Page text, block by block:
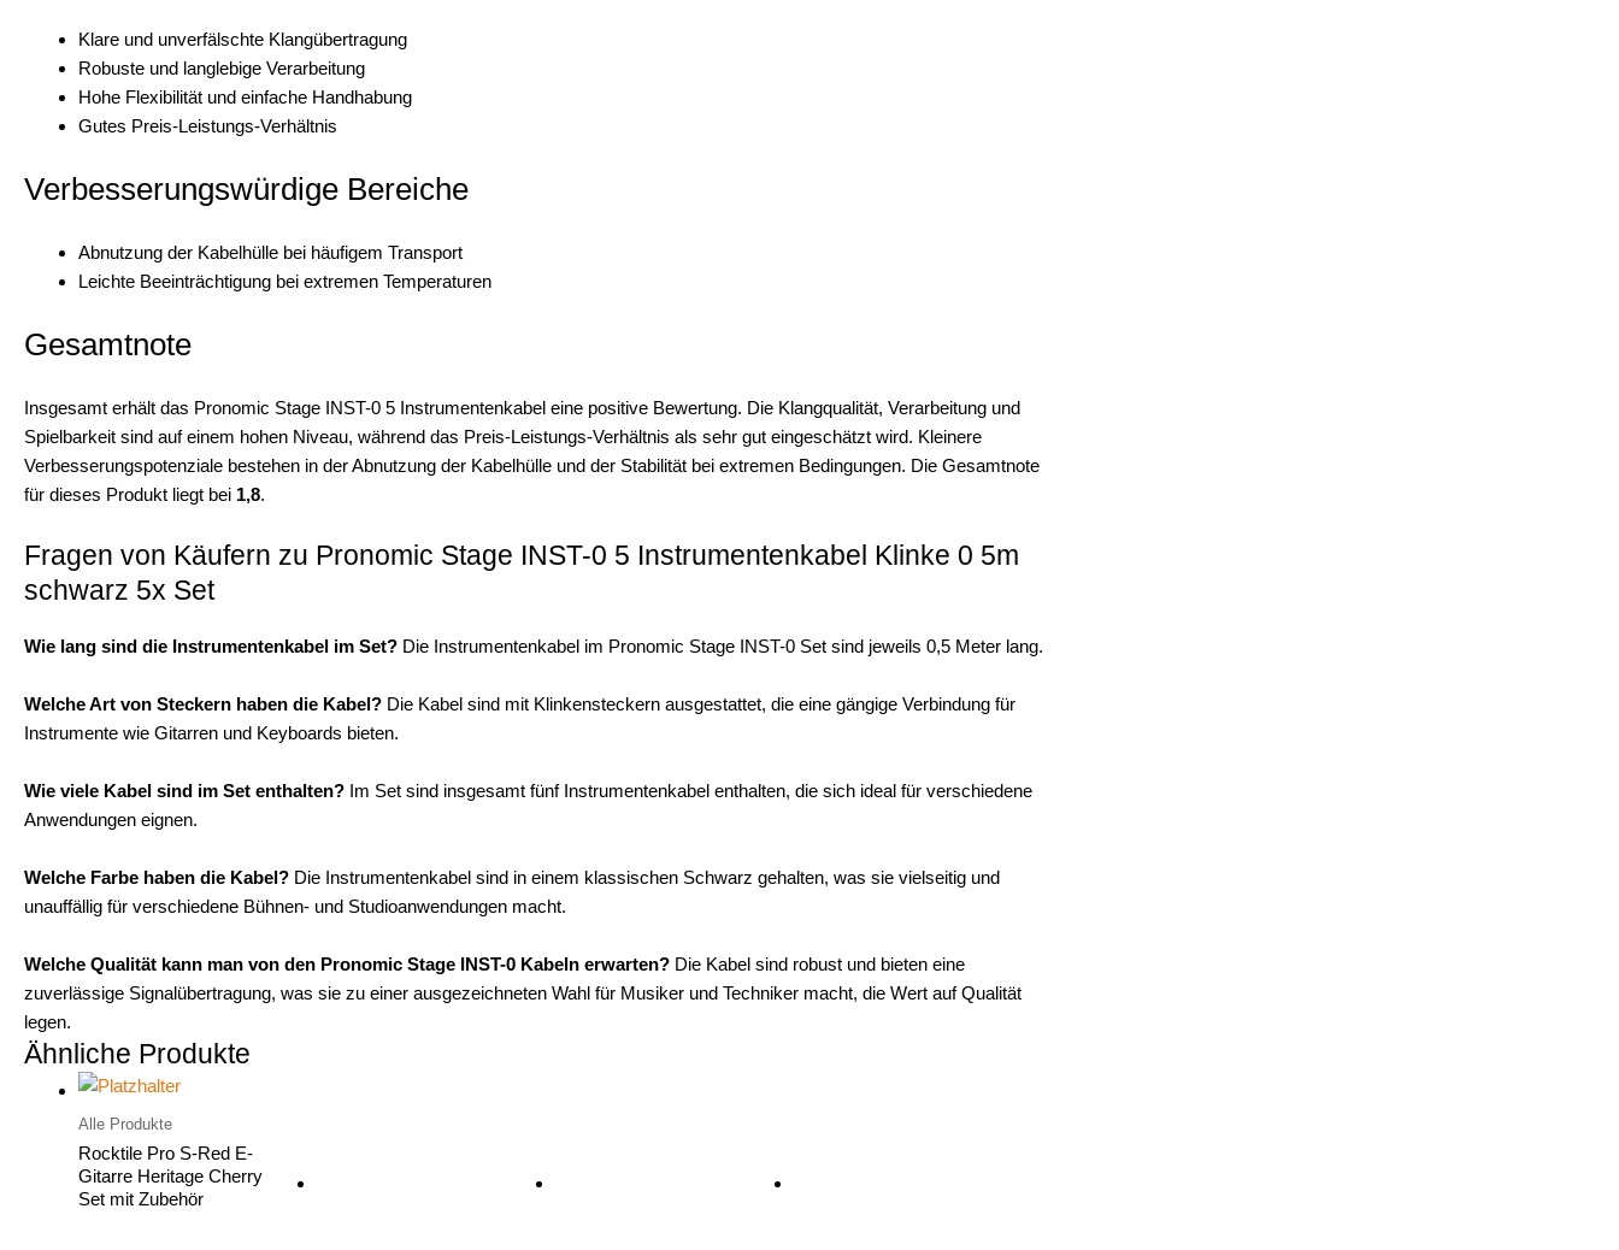
Klare und unverfälschte Klangübertragung
Robuste und langlebige Verarbeitung
Hohe Flexibilität und einfache Handhabung
Gutes Preis-Leistungs-Verhältnis
Verbesserungswürdige Bereiche
Abnutzung der Kabelhülle bei häufigem Transport
Leichte Beeinträchtigung bei extremen Temperaturen
Gesamtnote
Insgesamt erhält das Pronomic Stage INST-0 5 Instrumentenkabel eine positive Bewertung. Die Klangqualität, Verarbeitung und
Spielbarkeit sind auf einem hohen Niveau, während das Preis-Leistungs-Verhältnis als sehr gut eingeschätzt wird. Kleinere
Verbesserungspotenziale bestehen in der Abnutzung der Kabelhülle und der Stabilität bei extremen Bedingungen. Die Gesamtnote
für dieses Produkt liegt bei 1,8.
Fragen von Käufern zu Pronomic Stage INST-0 5 Instrumentenkabel Klinke 0 5m
schwarz 5x Set
Wie lang sind die Instrumentenkabel im Set? Die Instrumentenkabel im Pronomic Stage INST-0 Set sind jeweils 0,5 Meter lang.
Welche Art von Steckern haben die Kabel? Die Kabel sind mit Klinkensteckern ausgestattet, die eine gängige Verbindung für
Instrumente wie Gitarren und Keyboards bieten.
Wie viele Kabel sind im Set enthalten? Im Set sind insgesamt fünf Instrumentenkabel enthalten, die sich ideal für verschiedene
Anwendungen eignen.
Welche Farbe haben die Kabel? Die Instrumentenkabel sind in einem klassischen Schwarz gehalten, was sie vielseitig und
unauffällig für verschiedene Bühnen- und Studioanwendungen macht.
Welche Qualität kann man von den Pronomic Stage INST-0 Kabeln erwarten? Die Kabel sind robust und bieten eine
zuverlässige Signalübertragung, was sie zu einer ausgezeichneten Wahl für Musiker und Techniker macht, die Wert auf Qualität
legen.
Ähnliche Produkte
Alle Produkte
Rocktile Pro S-Red E-
Gitarre Heritage Cherry
Set mit Zubehör